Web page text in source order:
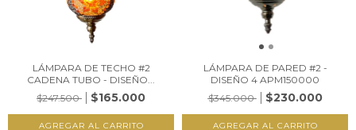
LÁMPARA DE TECHO #2
CADENA TUBO - DISEÑO...
$247.500
$165.000
LÁMPARA DE PARED #2 -
DISEÑO 4 APM150000
$345.000
$230.000